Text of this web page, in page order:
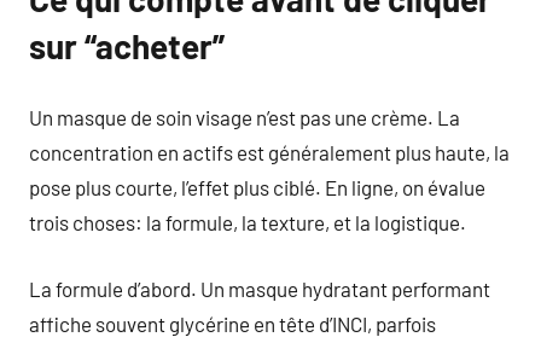
sur “acheter”
Un masque de soin visage n’est pas une crème. La
concentration en actifs est généralement plus haute, la
pose plus courte, l’effet plus ciblé. En ligne, on évalue
trois choses: la formule, la texture, et la logistique.
La formule d’abord. Un masque hydratant performant
affiche souvent glycérine en tête d’INCI, parfois